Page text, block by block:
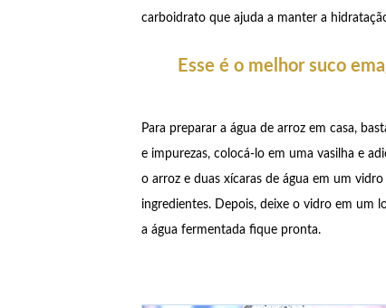
carboidrato que ajuda a manter a
Esse é o melhor suco
Para preparar a água de arroz em casa,
e impurezas, colocá-lo em uma vasilha e
o arroz e duas xícaras de água em um
ingredientes. Depois, deixe o vidro em um
a água fermentada fique pronta.